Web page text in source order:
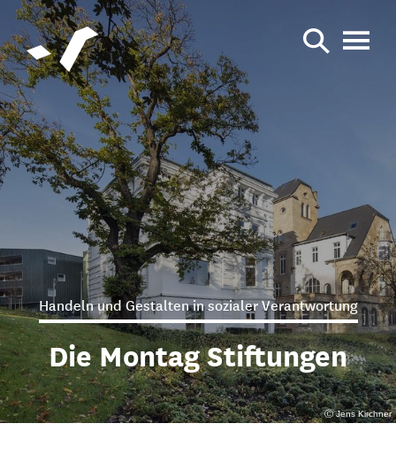
Ⓒ Jens Kirchner
Handeln und Gestalten in sozialer Verantwortung
Die Montag Stiftungen